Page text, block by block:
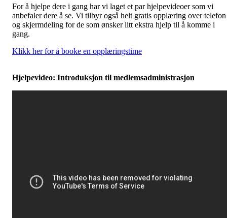
For å hjelpe dere i gang har vi laget et par hjelpevideoer som vi
anbefaler dere å se. Vi tilbyr også helt gratis opplæring over telefon
og skjermdeling for de som ønsker litt ekstra hjelp til å komme i
gang.
Klikk her for å booke en opplæringstime
Hjelpevideo: Introduksjon til medlemsadministrasjon